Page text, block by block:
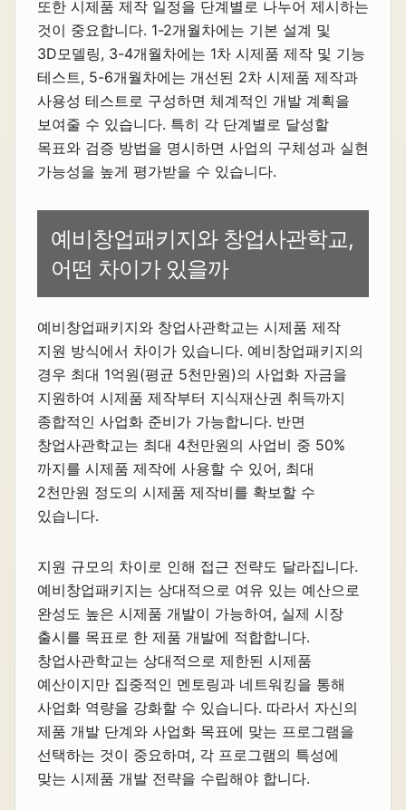
또한 시제품 제작 일정을 단계별로 나누어 제시하는
것이 중요합니다. 1-2개월차에는 기본 설계 및
3D모델링, 3-4개월차에는 1차 시제품 제작 및 기능
테스트, 5-6개월차에는 개선된 2차 시제품 제작과
사용성 테스트로 구성하면 체계적인 개발 계획을
보여줄 수 있습니다. 특히 각 단계별로 달성할
목표와 검증 방법을 명시하면 사업의 구체성과 실현
가능성을 높게 평가받을 수 있습니다.
예비창업패키지와 창업사관학교,
어떤 차이가 있을까
예비창업패키지와 창업사관학교는 시제품 제작
지원 방식에서 차이가 있습니다. 예비창업패키지의
경우 최대 1억원(평균 5천만원)의 사업화 자금을
지원하여 시제품 제작부터 지식재산권 취득까지
종합적인 사업화 준비가 가능합니다. 반면
창업사관학교는 최대 4천만원의 사업비 중 50%
까지를 시제품 제작에 사용할 수 있어, 최대
2천만원 정도의 시제품 제작비를 확보할 수
있습니다.
지원 규모의 차이로 인해 접근 전략도 달라집니다.
예비창업패키지는 상대적으로 여유 있는 예산으로
완성도 높은 시제품 개발이 가능하여, 실제 시장
출시를 목표로 한 제품 개발에 적합합니다.
창업사관학교는 상대적으로 제한된 시제품
예산이지만 집중적인 멘토링과 네트워킹을 통해
사업화 역량을 강화할 수 있습니다. 따라서 자신의
제품 개발 단계와 사업화 목표에 맞는 프로그램을
선택하는 것이 중요하며, 각 프로그램의 특성에
맞는 시제품 개발 전략을 수립해야 합니다.